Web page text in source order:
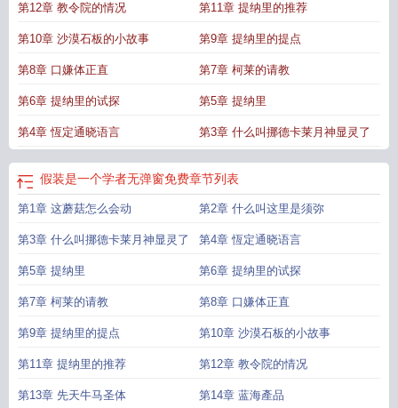
是一个学者在线阅读免费
假装是一个学者奇书网在须弥假装是一个学者免费
装是一个学者笔趣阁5200假装是一个学者免费阅读假装是一个学者!大紫罗
免费假装是一个学者笔趣阁在线 假装是一个学者全文免费
出来了 须弥装备 在须弥假装是一个学者完整版免费须弥怎么写
在线阅读假装是一个学者在线阅读免费完整版须弥套装的实际使用效果须弥效
果假装是一个学者手打无错字版须弥以什么为原型假装是一个学者须弥假宝
宝值钱么假装是一个学者全本完结免费须弥视频
什么技能效果须弥npc假装是一个学者第三中文网假装是一个学者! 在线阅
读假装是一个学者笔趣阁免费阅读 须弥在哪 假装是一个学者最新章节更新
装是一个学者全文 假装是一个学者在线阅读在须弥假装是一个学者阅读
学者最新章节在线阅读
假装是一个学者TXT假装是一个学者无删减全文免费阅
笔趣阁最新章节假装是一个学者无删减版在线阅读假装是一个学者完结免费
装是一个学者精校版 假装是一个学者无弹窗阅读须弥任务假装是一个学
含义
第12章 教令院的情况 第11章 提纳里的推荐
第10章 沙漠石板的小故事 第9章 提纳里的提点
第8章 口嫌体正直 第7章 柯莱的请教
第6章 提纳里的试探 第5章 提纳里
第4章 恆定通晓语言 第3章 什么叫挪德卡莱月神显灵了
假装是一个学者无弹窗免费章节列表
第1章 这蘑菇怎么会动 第2章 什么叫这里是须弥
第3章 什么叫挪德卡莱月神显灵了 第4章 恆定通晓语言
第5章 提纳里 第6章 提纳里的试探
第7章 柯莱的请教 第8章 口嫌体正直
第9章 提纳里的提点 第10章 沙漠石板的小故事
第11章 提纳里的推荐 第12章 教令院的情况
第13章 先天牛马圣体 第14章 蓝海產品